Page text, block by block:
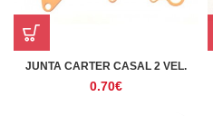
JUNTA CARTER CASAL 2 VEL.
0.70€